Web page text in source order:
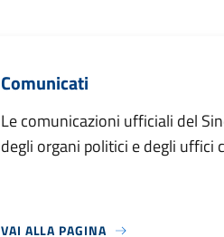
Comunicati
Le comunicazioni ufficiali del
degli organi politici e degli uffici
VAI ALLA PAGINA